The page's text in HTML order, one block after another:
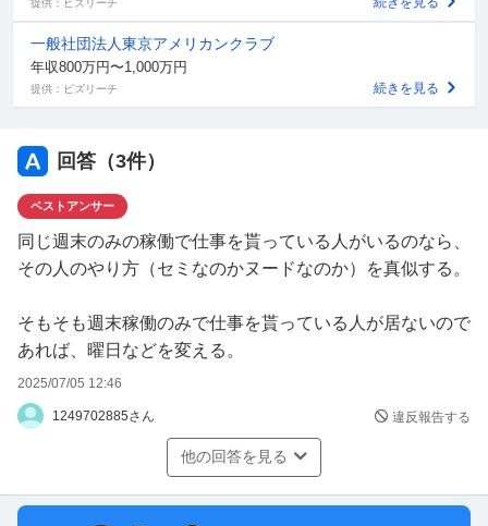
提供：ビズリーチ
一般社団法人東京アメリカンクラブ
年収800万円〜1,000万円
提供：ビズリーチ 続きを見る
回答（3件）
ベストアンサー
同じ週末のみの稼働で仕事を貰っている人がいるのなら、
その人のやり方（セミなのかヌードなのか）を真似する。
そもそも週末稼働のみで仕事を貰っている人が居ないので
あれば、曜日などを変える。
2025/07/05 12:46
1249702885さん 違反報告する
他の回答を見る